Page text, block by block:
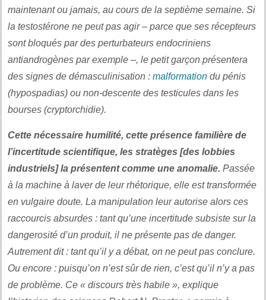
maintenant ou jamais, au cours de la septième semaine. Si
la testostérone ne peut pas agir – parce que ses récepteurs
sont bloqués par des perturbateurs endocriniens
antiandrogènes par exemple –, le petit garçon présentera
des signes de démasculinisation : malformation du pénis
(hypospadias) ou non-descente des testicules dans les
bourses (cryptorchidie).
Cette nécessaire humilité, cette présence familière de
l’incertitude scientifique, les stratèges [des lobbies
industriels] la présentent comme une anomalie. Passée
à la machine à laver de leur rhétorique, elle est transformée
en vulgaire doute. La manipulation leur autorise alors ces
raccourcis absurdes : tant qu’une incertitude subsiste sur la
dangerosité d’un produit, il ne présente pas de danger.
Autrement dit : tant qu’il y a débat, on ne peut pas conclure.
Ou encore : puisqu’on n’est sûr de rien, c’est qu’il n’y a pas
de problème. Ce « discours très habile », explique